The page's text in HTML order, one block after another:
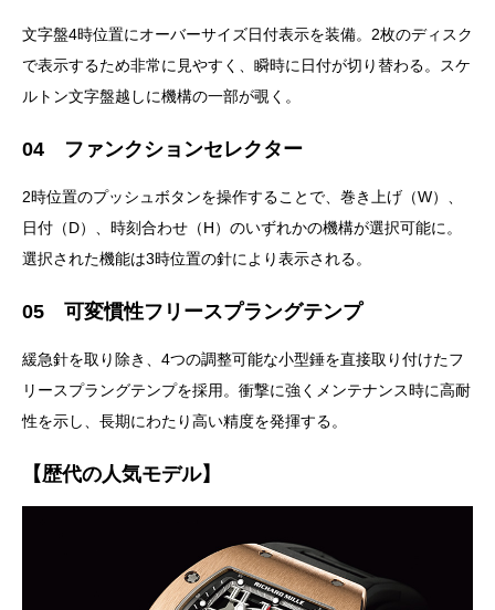
文字盤4時位置にオーバーサイズ日付表示を装備。2枚のディスク
で表示するため非常に見やすく、瞬時に日付が切り替わる。スケ
ルトン文字盤越しに機構の一部が覗く。
04 ファンクションセレクター
2時位置のプッシュボタンを操作することで、巻き上げ（W）、
日付（D）、時刻合わせ（H）のいずれかの機構が選択可能に。
選択された機能は3時位置の針により表示される。
05 可変慣性フリースプラングテンプ
緩急針を取り除き、4つの調整可能な小型錘を直接取り付けたフ
リースプラングテンプを採用。衝撃に強くメンテナンス時に高耐
性を示し、長期にわたり高い精度を発揮する。
【歴代の人気モデル】